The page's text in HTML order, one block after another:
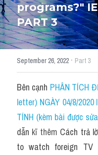
programs?"
PART 3
September 26, 2022 · Part 3
Bên cạnh PHÂN TÍCH
letter) NGÀY 04/8/2020
TÍNH (kèm bài được
dẫn kĩ thêm Cách trả
to watch foreign TV